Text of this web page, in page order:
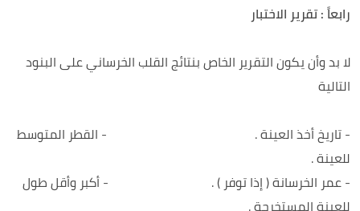
رابعاً : تقرير الاختبار
لا بد وأن يكون التقرير الخاص بنتائج القلب الخرساني على البنود
التالية
- تاريخ أخذ العينة . - القطر المتوسط
للعينة .
- عمر الخرسانة ( إذا توفر ) . - أكبر وأقل طول
للعينة المستخرجة .